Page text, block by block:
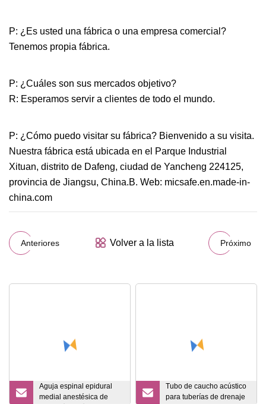
P: ¿Es usted una fábrica o una empresa comercial?
Tenemos propia fábrica.
P: ¿Cuáles son sus mercados objetivo?
R: Esperamos servir a clientes de todo el mundo.
P: ¿Cómo puedo visitar su fábrica? Bienvenido a su visita.
Nuestra fábrica está ubicada en el Parque Industrial
Xituan, distrito de Dafeng, ciudad de Yancheng 224125,
provincia de Jiangsu, China.B. Web: micsafe.en.made-in-
china.com
Anteriores Volver a la lista Próximo
Aguja espinal epidural
medial anestésica de
Tubo de caucho acústico
para tuberías de drenaje